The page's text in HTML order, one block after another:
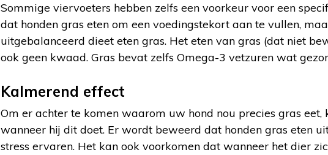
Sommige viervoeters hebben zelfs een voorkeur voor een
dat honden gras eten om een voedingstekort aan te vullen,
uitgebalanceerd dieet eten gras. Het eten van gras (dat niet
ook geen kwaad. Gras bevat zelfs Omega-3 vetzuren wat
Kalmerend effect
Om er achter te komen waarom uw hond nou precies gras
wanneer hij dit doet. Er wordt beweerd dat honden gras eten
stress ervaren. Het kan ook voorkomen dat wanneer het dier